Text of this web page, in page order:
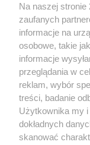
Expose premier
Szefernaker
POGODA
20℃
Zobacz prognozę
Na naszej stronie
zaufanych
informacje na
osobowe, takie
informacje
przeglądania w
reklam, wybór
treści, badanie
Użytkownika my
dokładnych
skanować